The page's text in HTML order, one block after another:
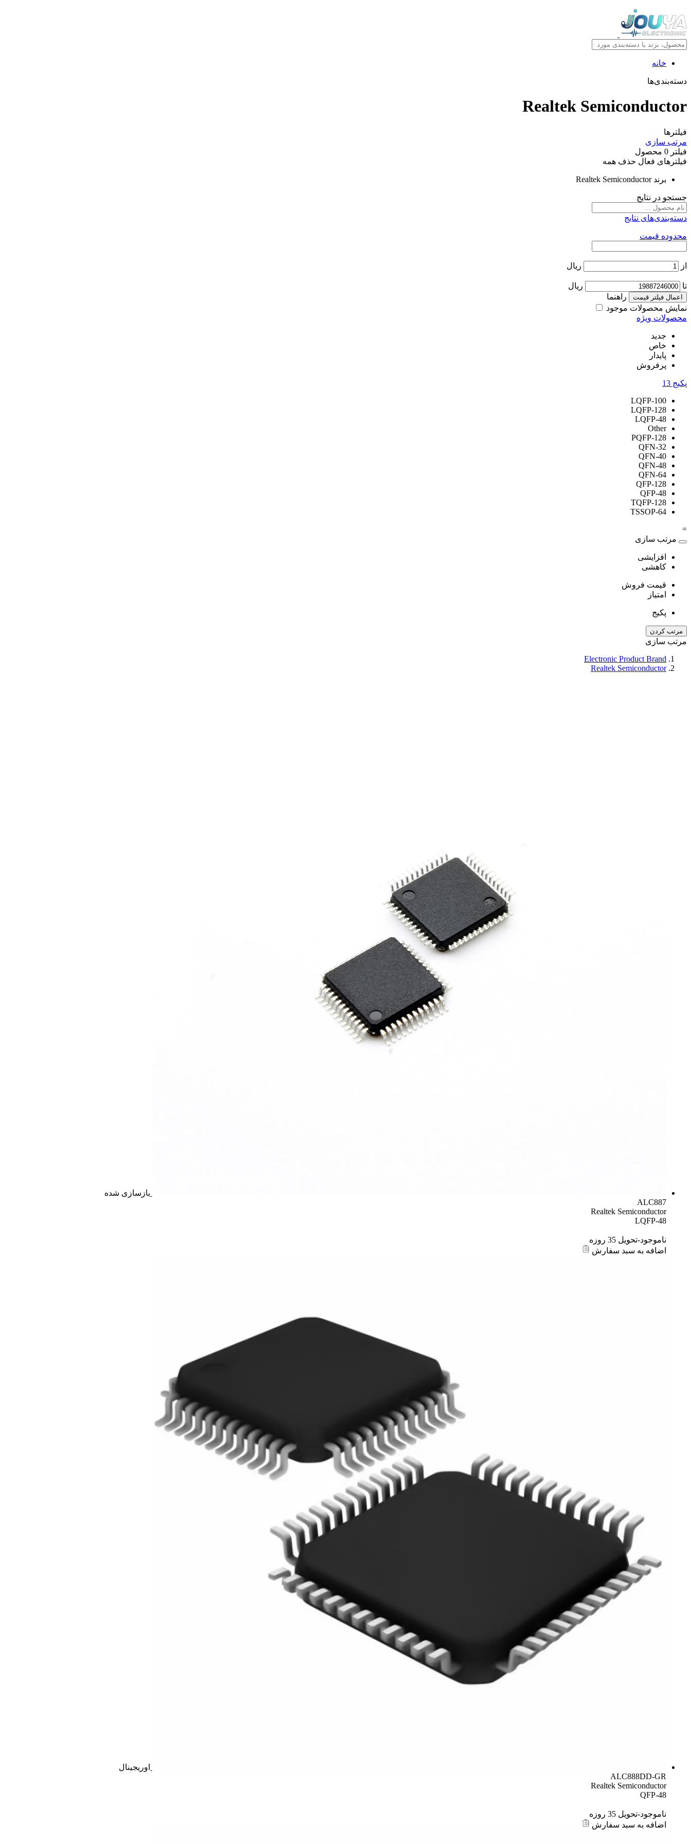
خانه
دسته‌بندی‌ها
Realtek Semiconductor
فیلترها
مرتب سازی
فیلتر 0 محصول
فیلترهای فعال حذف همه
برند Realtek Semiconductor
جستجو در نتایج
دسته‌بندی‌های نتایج
محدوده قیمت
از ریال
تا ریال
اعمال فیلتر قیمت
راهنما
نمایش محصولات موجود
محصولات ویژه
جدید
خاص
پایدار
پرفروش
پکیج 13
LQFP-100
LQFP-128
LQFP-48
Other
PQFP-128
QFN-32
QFN-40
QFN-48
QFN-64
QFP-128
QFP-48
TQFP-128
TSSOP-64
=
مرتب سازی
افزایشی
کاهشی
قیمت فروش
امتیاز
پکیج
مرتب کردن
مرتب سازی
Electronic Product Brand
Realtek Semiconductor
بازسازی شده
ALC887
Realtek Semiconductor
LQFP-48
ناموجود-تحویل 35 روزه
اضافه به سبد سفارش
اوریجینال
ALC888DD-GR
Realtek Semiconductor
QFP-48
ناموجود-تحویل 35 روزه
اضافه به سبد سفارش